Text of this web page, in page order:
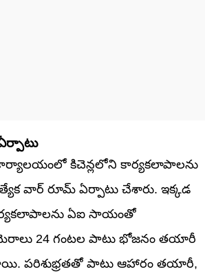
కిచెన్లలోని కార్యకలాపాలను
వార్ రూమ్ ఏర్పాటు చేశారు. ఇక్కడ
ఏఐ సాయంతో
కెమెరాలు 24 గంటల పాటు భోజనం తయారీ
పరిశుభ్రతతో పాటు ఆహారం తయారీ,